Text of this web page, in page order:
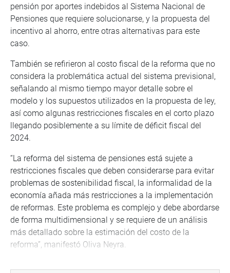
pensión por aportes indebidos al Sistema Nacional de
Pensiones que requiere solucionarse, y la propuesta del
incentivo al ahorro, entre otras alternativas para este
caso.
También se refirieron al costo fiscal de la reforma que no
considera la problemática actual del sistema previsional,
señalando al mismo tiempo mayor detalle sobre el
modelo y los supuestos utilizados en la propuesta de ley,
así como algunas restricciones fiscales en el corto plazo
llegando posiblemente a su límite de déficit fiscal del
2024.
“La reforma del sistema de pensiones está sujete a
restricciones fiscales que deben considerarse para evitar
problemas de sostenibilidad fiscal, la informalidad de la
economía añada más restricciones a la implementación
de reformas. Este problema es complejo y debe abordarse
de forma multidimensional y se requiere de un análisis
más detallado sobre la estimación del costo de la
reforma”, manifestó Oliva Neyra.